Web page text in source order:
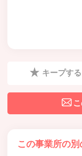
キープする
この事業所の別